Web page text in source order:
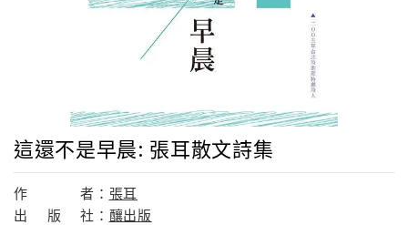
這還不是早晨: 張耳散文詩集
作 者： 張耳
出
版 社： 釀出版